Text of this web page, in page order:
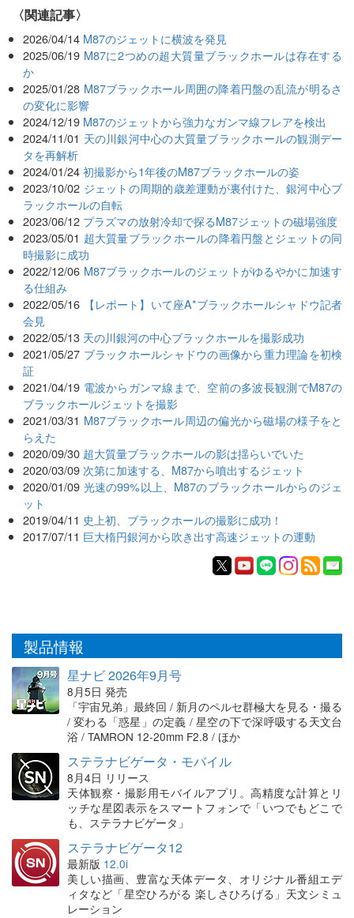
関連記事
2026/04/14 M87のジェットに横波を発見
2025/06/19 M87に2つめの超大質量ブラックホールは存在する
か
2025/01/28 M87ブラックホール周囲の降着円盤の乱流が明るさ
の変化に影響
2024/12/19 M87のジェットから強力なガンマ線フレアを検出
2024/11/01 天の川銀河中心の大質量ブラックホールの観測デー
タを再解析
2024/01/24 初撮影から1年後のM87ブラックホールの姿
2023/10/02 ジェットの周期的歳差運動が裏付けた、銀河中心ブ
ラックホールの自転
2023/06/12 プラズマの放射冷却で探るM87ジェットの磁場強度
2023/05/01 超大質量ブラックホールの降着円盤とジェットの同
時撮影に成功
2022/12/06 M87ブラックホールのジェットがゆるやかに加速す
る仕組み
2022/05/16
【レポート】いて座A*ブラックホールシャドウ記者
会見
2022/05/13 天の川銀河の中心ブラックホールを撮影成功
2021/05/27 ブラックホールシャドウの画像から重力理論を初検
証
2021/04/19 電波からガンマ線まで、空前の多波長観測でM87の
ブラックホールジェットを撮影
2021/03/31 M87ブラックホール周辺の偏光から磁場の様子をと
らえた
2020/09/30 超大質量ブラックホールの影は揺らいでいた
2020/03/09 次第に加速する、M87から噴出するジェット
2020/01/09 光速の99%以上、M87のブラックホールからのジェ
ット
2019/04/11 史上初、ブラックホールの撮影に成功！
2017/07/11 巨大楕円銀河から吹き出す高速ジェットの運動
製品情報
星ナビ 2026年9月号
8月5日 発売
「宇宙兄弟」最終回 / 新月のペルセ群極大を見る・撮る
/ 変わる「惑星」の定義 / 星空の下で深呼吸する天文台
浴 / TAMRON 12-20mm F2.8 / ほか
ステラナビゲータ・モバイル
8月4日 リリース
天体観察・撮影用モバイルアプリ。高精度な計算とリ
ッチな星図表示をスマートフォンで「いつでもどこで
も、ステラナビゲータ」
ステラナビゲータ12
最新版 12.0i
美しい描画、豊富な天体データ、オリジナル番組エデ
ィタなど「星空ひろがる 楽しさひろげる」天文シミュ
レーション